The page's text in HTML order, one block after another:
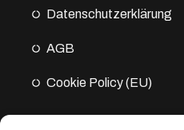
Datenschutz­erklärung
AGB
Cookie Policy (EU)